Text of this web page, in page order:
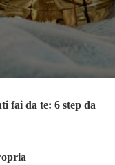
fai da te: 6 step da